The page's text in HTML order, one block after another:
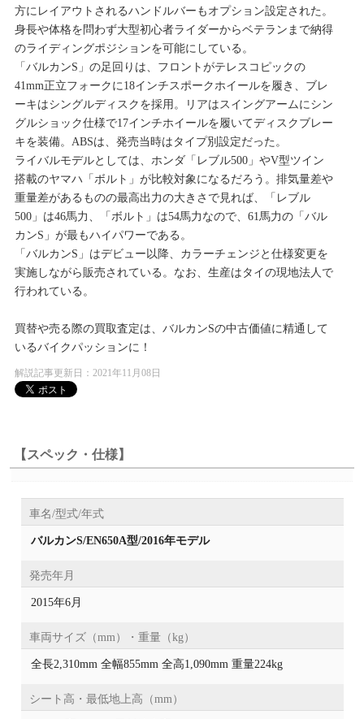
方にレイアウトされるハンドルバーもオプション設定された。
身長や体格を問わず大型初心者ライダーからベテランまで納得
のライディングポジションを可能にしている。
「バルカンS」の足回りは、フロントがテレスコピックの
41mm正立フォークに18インチスポークホイールを履き、ブレ
ーキはシングルディスクを採用。リアはスイングアームにシン
グルショック仕様で17インチホイールを履いてディスクブレー
キを装備。ABSは、発売当時はタイプ別設定だった。
ライバルモデルとしては、ホンダ「レブル500」やV型ツイン
搭載のヤマハ「ボルト」が比較対象になるだろう。排気量差や
重量差があるものの最高出力の大きさで見れば、「レブル
500」は46馬力、「ボルト」は54馬力なので、61馬力の「バル
カンS」が最もハイパワーである。
「バルカンS」はデビュー以降、カラーチェンジと仕様変更を
実施しながら販売されている。なお、生産はタイの現地法人で
行われている。
買替や売る際の買取査定は、バルカンSの中古価値に精通して
いるバイクパッションに！
解説記事更新日：2021年11月08日
【スペック・仕様】
車名/型式/年式
バルカンS/EN650A型/2016年モデル
発売年月
2015年6月
車両サイズ（mm）・重量（kg）
全長2,310mm 全幅855mm 全高1,090mm 重量224kg
シート高・最低地上高（mm）